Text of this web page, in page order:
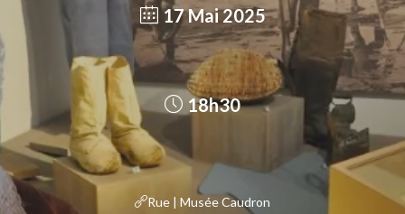
17 Mai 2025
18h30
Rue | Musée Caudron